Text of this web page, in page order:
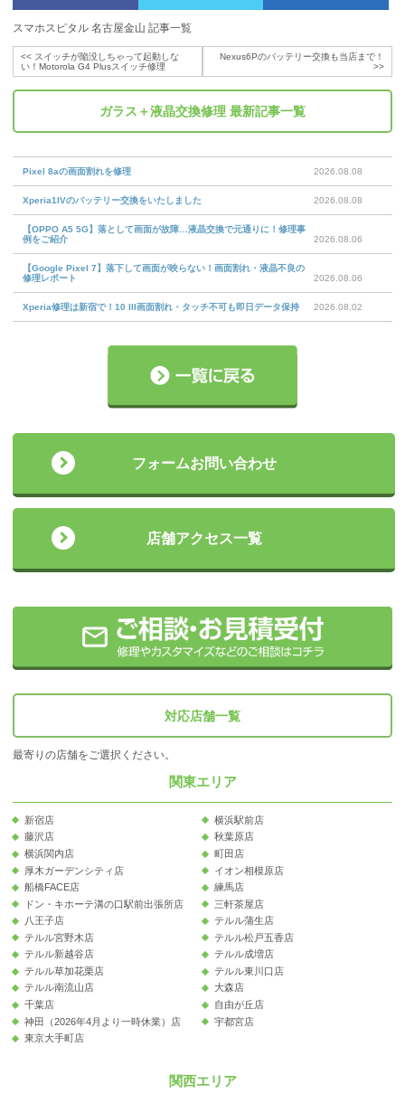
スマホスピタル 名古屋金山 記事一覧
<< スイッチが陥没しちゃって起動しな
い！Motorola G4 Plusスイッチ修理
Nexus6Pのバッテリー交換も当店まで！
>>
ガラス＋液晶交換修理 最新記事一覧
Pixel 8aの画面割れを修理 2026.08.08
Xperia1IVのバッテリー交換をいたしました 2026.08.08
【OPPO A5 5G】落として画面が故障…液晶交換で元通りに！修理事
例をご紹介
2026.08.06
【Google Pixel 7】落下して画面が映らない！画面割れ・液晶不良の
修理レポート
2026.08.06
Xperia修理は新宿で！10 III画面割れ・タッチ不可も即日データ保持 2026.08.02
フォームお問い合わせ
店舗アクセス一覧
対応店舗一覧
最寄りの店舗をご選択ください。
関東エリア
新宿店
横浜駅前店
藤沢店
秋葉原店
横浜関内店
町田店
厚木ガーデンシティ店
イオン相模原店
船橋FACE店
練馬店
ドン・キホーテ溝の口駅前出張所店
三軒茶屋店
八王子店
テルル蒲生店
テルル宮野木店
テルル松戸五香店
テルル新越谷店
テルル成増店
テルル草加花栗店
テルル東川口店
テルル南流山店
大森店
千葉店
自由が丘店
神田（2026年4月より一時休業）店
宇都宮店
東京大手町店
関西エリア